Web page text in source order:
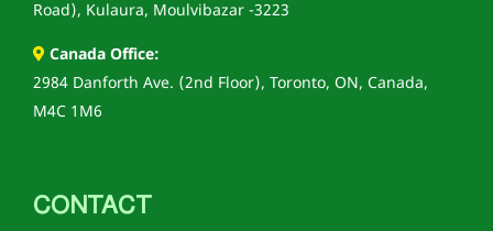
Road), Kulaura, Moulvibazar -3223
Canada Office:
2984 Danforth Ave. (2nd Floor), Toronto, ON, Canada,
M4C 1M6
CONTACT